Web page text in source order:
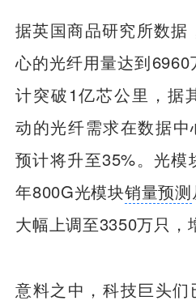
据英国商品研究所数据
心的光纤用量达到
计突破1亿芯公里，据
动的光纤需求在数据
预计将升至35%。光模
年800G光模块销量预测
大幅上调至3350万只，
意料之中，科技巨头